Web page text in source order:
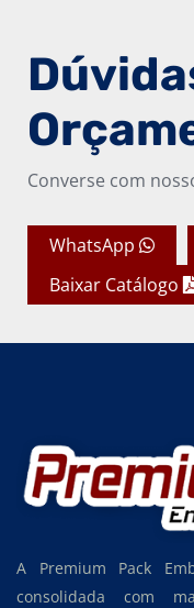
Converse com
WhatsApp
Baixar Catálogo
A Premium Pack
consolidada com